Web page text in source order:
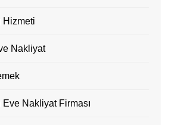
Hizmeti
Nakliyat
Nakliyat Firması